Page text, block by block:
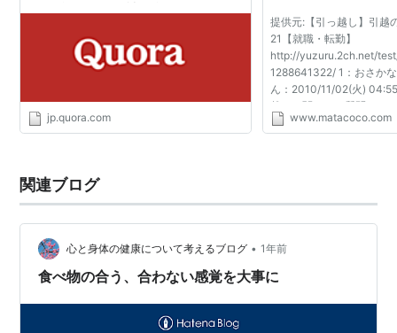
まで読むのが正解なのですか？
jp.quora.com
提供元:【引っ越し】引越
21【就職・転勤】
http://yuzuru.2ch.net/
1288641322/ 1：おさか
ん：2010/11/02(火)
越しに関しての質問をし
スレです。 引越し費用の
www.matacoco.com
関連ブログ
心と身体の健康について考えるブログ • 1年前
食べ物の合う、合わない感覚を大事に